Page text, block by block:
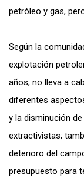
petróleo y gas,
Según la
explotación
años, no lleva a
diferentes
y la disminución
extractivistas;
deterioro del
presupuesto para